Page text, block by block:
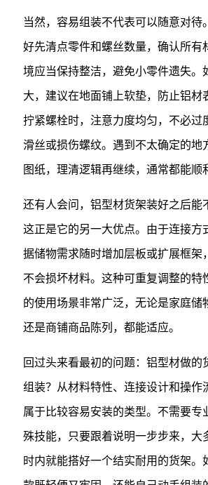
当然，容易组装不代表可以随意对待
好先清点零件和螺丝数量，确认所有
境应当保持整洁，避免小零件遗失。
大，建议在地面铺上软垫，防止铝材
拧紧螺栓时，注意力度均匀，不必过
滑丝或损伤螺纹。遇到不太确定的地
图纸，理清逻辑再继续，通常都能顺
还有人会问，铝型材货架装好之后能
这正是它的另一大优点。由于连接方
据储物需求随时增加层板或扩展框架
不会损坏材料。这种可重复调整的特
的使用场景非常广泛，无论是家庭储
还是商铺商品陈列，都能适应。
回过头来看最初的问题：铝型材做的
组装？从材料特性、连接设计和操作
属于比较容易安装的类型。不需要专
殊技能，只要跟着说明一步步来，大
时内就能搭好一个结实耐用的货架。